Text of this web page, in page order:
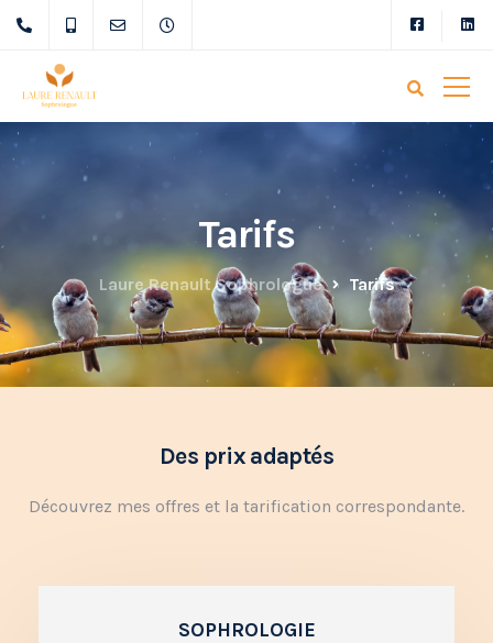
Tarifs
Laure Renault Sophrologue Tarifs
Des prix adaptés
Découvrez mes offres et la tarification correspondante.
SOPHROLOGIE